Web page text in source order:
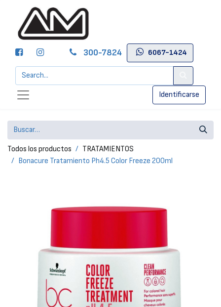
300-7824 6067-1424
Identificarse
Todos los productos
TRATAMIENTOS
Bonacure Tratamiento Ph4.5 Color Freeze 200ml